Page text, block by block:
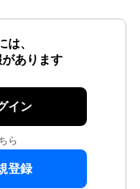
は、
あります
イン
ら
登録